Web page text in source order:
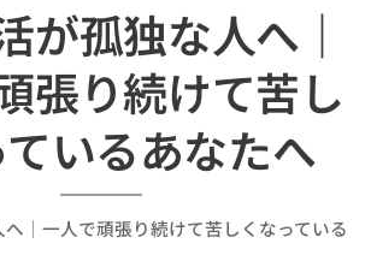
が孤独な人へ｜
張り続けて苦し
いるあなたへ
｜一人で頑張り続けて苦しくなっている